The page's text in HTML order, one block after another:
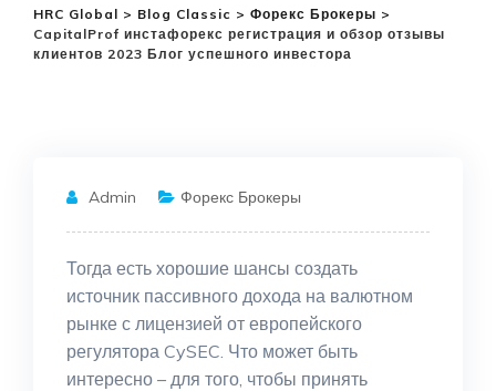
HRC Global > Blog Classic > Форекс Брокеры >
CapitalProf инстафорекс регистрация и обзор отзывы
клиентов 2023 Блог успешного инвестора
Admin Форекс Брокеры
Тогда есть хорошие шансы создать
источник пассивного дохода на валютном
рынке с лицензией от европейского
регулятора CySEC. Что может быть
интересно – для того, чтобы принять